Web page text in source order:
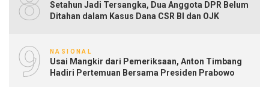
Setahun Jadi Tersangka, Dua Anggota DPR Belum
Ditahan dalam Kasus Dana CSR BI dan OJK
9 NASIONAL
Usai Mangkir dari Pemeriksaan, Anton Timbang
Hadiri Pertemuan Bersama Presiden Prabowo